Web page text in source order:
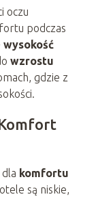
oczu
podczas
wysokość
wzrostu
gdzie z
komfortu
są niskie,